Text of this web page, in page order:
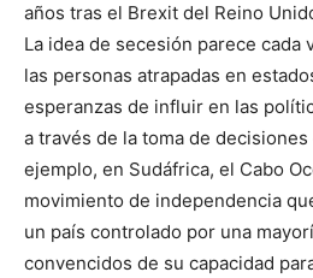
años tras el Brexit del Reino
La idea de secesión parece cada
las personas atrapadas en
esperanzas de influir en las
a través de la toma de
ejemplo, en Sudáfrica, el Cabo
movimiento de independencia
un país controlado por una
convencidos de su capacidad